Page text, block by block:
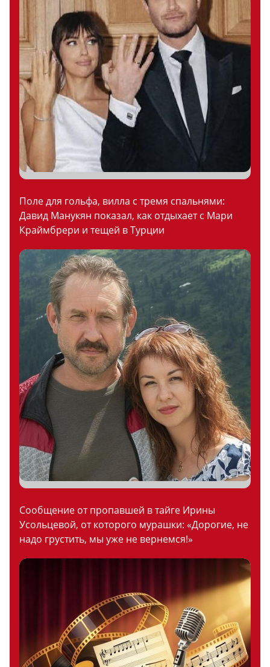
Поле для гольфа, вилла с тремя спальнями:
Давид Манукян показал, как отдыхает с Мари
Краймбрери и тещей в Турции
Сообщение от пропавшей в тайге Ирины
Усольцевой, от которого мурашки: «Дорогие, не
надо грустить, мы уже не вернемся!»